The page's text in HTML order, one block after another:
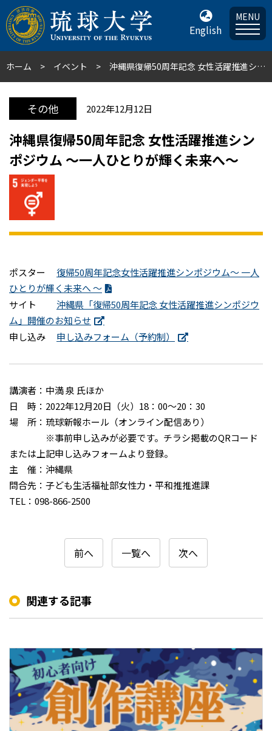
English
MENU
ホーム イベント 沖縄県復帰50周年記念 女性活躍推進シンポジウム ～一人ひとりが輝く未来へ～
その他 2022年12月12日
沖縄県復帰50周年記念 女性活躍推進シン
ポジウム ～一人ひとりが輝く未来へ～
ポスター 復帰50周年記念女性活躍推進シンポジウム～ 一人
ひとりが輝く未来へ ～
サイト 沖縄県「復帰50周年記念 女性活躍推進シンポジウ
ム」開催のお知らせ
申し込み 申し込みフォーム（予約制）
講演者：中満 泉 氏ほか
日 時：2022年12月20日（火）18：00～20：30
場 所：琉球新報ホール（オンライン配信あり）
※事前申し込みが必要です。チラシ掲載のQRコード
または上記申し込みフォームより登録。
主 催：沖縄県
問合先：子ども生活福祉部女性力・平和推推進課
TEL：098-866-2500
前へ 一覧へ 次へ
関連する記事